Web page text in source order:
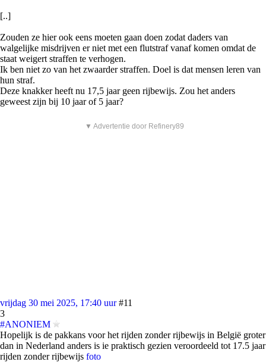
[..]
Zouden ze hier ook eens moeten gaan doen zodat daders van
walgelijke misdrijven er niet met een flutstraf vanaf komen omdat de
staat weigert straffen te verhogen.
Ik ben niet zo van het zwaarder straffen. Doel is dat mensen leren van
hun straf.
Deze knakker heeft nu 17,5 jaar geen rijbewijs. Zou het anders
geweest zijn bij 10 jaar of 5 jaar?
▼ Advertentie door Refinery89
vrijdag 30 mei 2025, 17:40 uur #11
3
#ANONIEM
Hopelijk is de pakkans voor het rijden zonder rijbewijs in België groter
dan in Nederland anders is ie praktisch gezien veroordeeld tot 17.5 jaar
rijden zonder rijbewijs foto